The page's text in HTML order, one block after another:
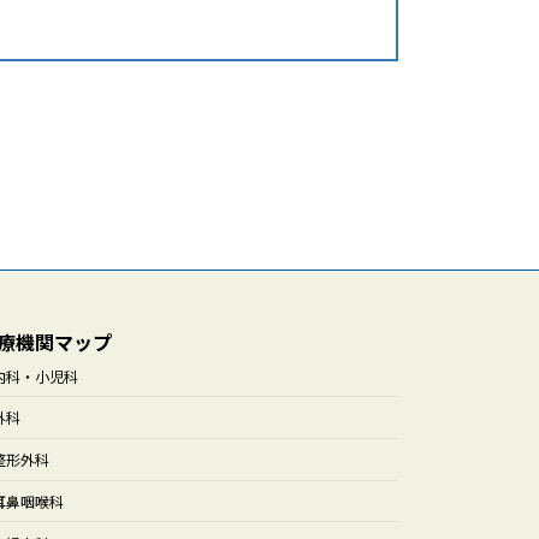
機関マップ
科・小児科
科
形外科
鼻咽喉科